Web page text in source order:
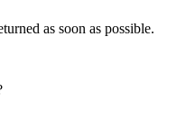
as soon as possible.